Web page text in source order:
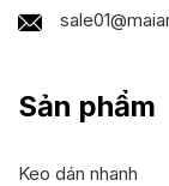
Sản phẩm
Keo dán nhanh